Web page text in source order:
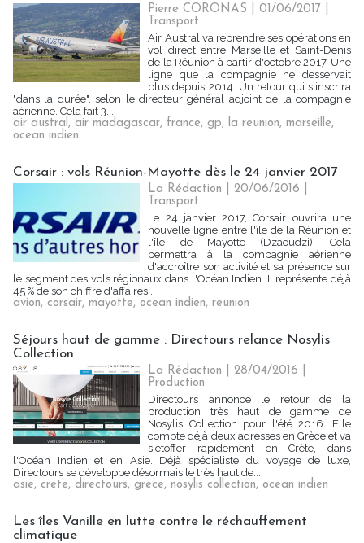
Pierre CORONAS | 01/06/2017
Transport
Air Austral va reprendre ses opérations en
vol direct entre Marseille et Saint-Denis
de la Réunion à partir d'octobre 2017. Une
ligne que la compagnie ne desservait
plus depuis 2014. Un retour qui s'inscrira
"dans la durée", selon le directeur général adjoint de la compagnie
aérienne. Cela fait 3...
air austral, air madagascar, france, gp, la reunion, marseille,
ocean indien
Corsair : vols Réunion-Mayotte dès le 24 janvier 2017
La Rédaction | 20/06/2016
Transport
Le 24 janvier 2017, Corsair ouvrira une
nouvelle ligne entre l'île de la Réunion et
l'île de Mayotte (Dzaoudzi). Cela
permettra à la compagnie aérienne
d'accroître son activité et sa présence sur
le segment des vols régionaux dans l'Océan Indien. Il représente déjà
45 % de son chiffre d'affaires...
avion, corsair, mayotte, ocean indien, reunion
Séjours haut de gamme : Directours relance Nosylis
Collection
La Rédaction | 28/04/2016
Production
Directours annonce le retour de la
production très haut de gamme de
Nosylis Collection pour l'été 2016. Elle
compte déjà deux adresses en Grèce et va
s'étoffer rapidement en Crète, dans
l'Océan Indien et en Asie. Déjà spécialiste du voyage de luxe,
Directours se développe désormais le très haut de...
asie, crete, directours, grece, nosylis collection, ocean indien
Les îles Vanille en lutte contre le réchauffement
climatique